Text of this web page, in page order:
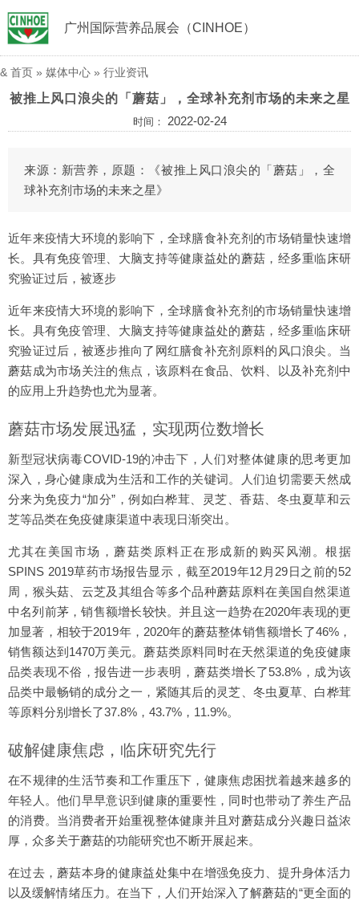
广州国际营养品展会（CINHOE）
& 首页 » 媒体中心 » 行业资讯
被推上风口浪尖的「蘑菇」，全球补充剂市场的未来之星
时间： 2022-02-24
来源：新营养，原题：《被推上风口浪尖的「蘑菇」，全
球补充剂市场的未来之星》
近年来疫情大环境的影响下，全球膳食补充剂的市场销量快速增
长。具有免疫管理、大脑支持等健康益处的蘑菇，经多重临床研
究验证过后，被逐步
近年来疫情大环境的影响下，全球膳食补充剂的市场销量快速增
长。具有免疫管理、大脑支持等健康益处的蘑菇，经多重临床研
究验证过后，被逐步推向了网红膳食补充剂原料的风口浪尖。当
蘑菇成为市场关注的焦点，该原料在食品、饮料、以及补充剂中
的应用上升趋势也尤为显著。
蘑菇市场发展迅猛，实现两位数增长
新型冠状病毒COVID-19的冲击下，人们对整体健康的思考更加
深入，身心健康成为生活和工作的关键词。人们迫切需要天然成
分来为免疫力“加分”，例如白桦茸、灵芝、香菇、冬虫夏草和云
芝等品类在免疫健康渠道中表现日渐突出。
尤其在美国市场，蘑菇类原料正在形成新的购买风潮。根据
SPINS 2019草药市场报告显示，截至2019年12月29日之前的52
周，猴头菇、云芝及其组合等多个品种蘑菇原料在美国自然渠道
中名列前茅，销售额增长较快。并且这一趋势在2020年表现的更
加显著，相较于2019年，2020年的蘑菇整体销售额增长了46%，
销售额达到1470万美元。蘑菇类原料同时在天然渠道的免疫健康
品类表现不俗，报告进一步表明，蘑菇类增长了53.8%，成为该
品类中最畅销的成分之一，紧随其后的灵芝、冬虫夏草、白桦茸
等原料分别增长了37.8%，43.7%，11.9%。
破解健康焦虑，临床研究先行
在不规律的生活节奏和工作重压下，健康焦虑困扰着越来越多的
年轻人。他们早早意识到健康的重要性，同时也带动了养生产品
的消费。当消费者开始重视整体健康并且对蘑菇成分兴趣日益浓
厚，众多关于蘑菇的功能研究也不断开展起来。
在过去，蘑菇本身的健康益处集中在增强免疫力、提升身体活力
以及缓解情绪压力。在当下，人们开始深入了解蘑菇的“更全面的